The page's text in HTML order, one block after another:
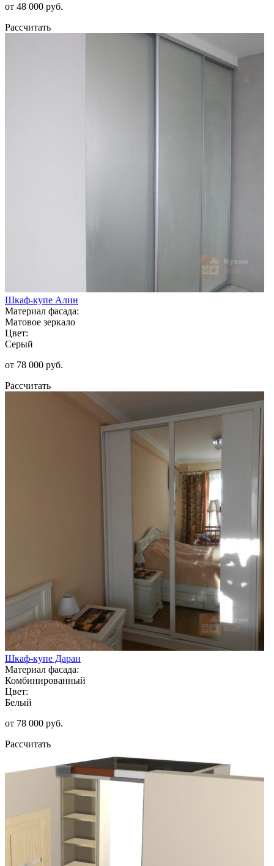
от 48 000 руб.
Рассчитать
Шкаф-купе Алин
Материал фасада:
Матовое зеркало
Цвет:
Серый
от 78 000 руб.
Рассчитать
Шкаф-купе Даран
Материал фасада:
Комбинированный
Цвет:
Белый
от 78 000 руб.
Рассчитать